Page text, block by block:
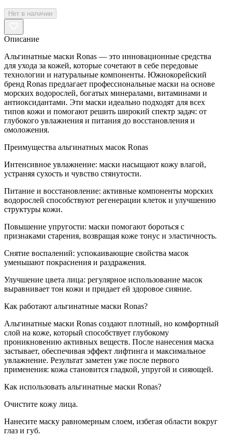
Нет в наличии
Описание
Альгинатные маски Ronas — это инновационные средства
для ухода за кожей, которые сочетают в себе передовые
технологии и натуральные компоненты. Южнокорейский
бренд Ronas предлагает профессиональные маски на основе
морских водорослей, богатых минералами, витаминами и
антиоксидантами. Эти маски идеально подходят для всех
типов кожи и помогают решить широкий спектр задач: от
глубокого увлажнения и питания до восстановления и
омоложения.
Преимущества альгинатных масок Ronas
Интенсивное увлажнение: маски насыщают кожу влагой,
устраняя сухость и чувство стянутости.
Питание и восстановление: активные компоненты морских
водорослей способствуют регенерации клеток и улучшению
структуры кожи.
Повышение упругости: маски помогают бороться с
признаками старения, возвращая коже тонус и эластичность.
Снятие воспалений: успокаивающие свойства масок
уменьшают покраснения и раздражения.
Улучшение цвета лица: регулярное использование масок
выравнивает тон кожи и придает ей здоровое сияние.
Как работают альгинатные маски Ronas?
Альгинатные маски Ronas создают плотный, но комфортный
слой на коже, который способствует глубокому
проникновению активных веществ. После нанесения маска
застывает, обеспечивая эффект лифтинга и максимальное
увлажнение. Результат заметен уже после первого
применения: кожа становится гладкой, упругой и сияющей.
Как использовать альгинатные маски Ronas?
Очистите кожу лица.
Нанесите маску равномерным слоем, избегая области вокруг
глаз и губ.